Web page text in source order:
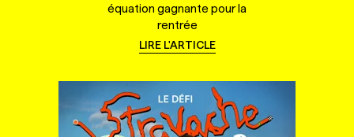
équation gagnante pour la
rentrée
LIRE L'ARTICLE